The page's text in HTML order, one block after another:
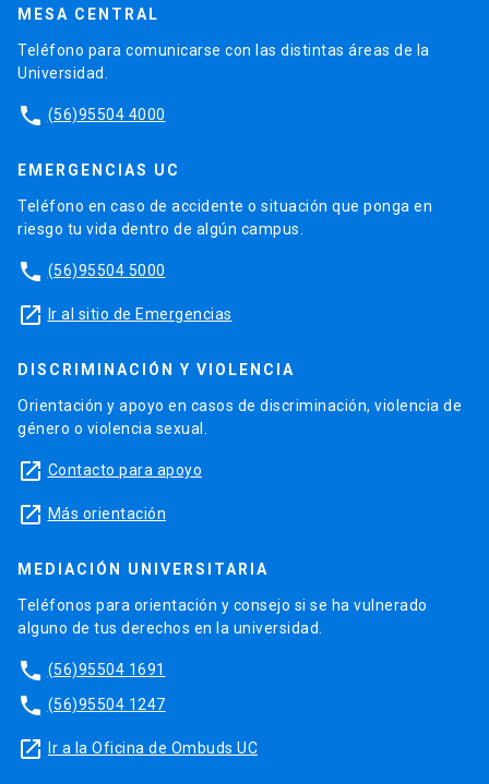
MESA CENTRAL
Teléfono para comunicarse con las distintas áreas de la
Universidad.
phone (56)95504 4000
EMERGENCIAS UC
Teléfono en caso de accidente o situación que ponga en
riesgo tu vida dentro de algún campus.
phone (56)95504 5000
launch Ir al sitio de Emergencias
DISCRIMINACIÓN Y VIOLENCIA
Orientación y apoyo en casos de discriminación, violencia de
género o violencia sexual.
launch Contacto para apoyo
launch Más orientación
MEDIACIÓN UNIVERSITARIA
Teléfonos para orientación y consejo si se ha vulnerado
alguno de tus derechos en la universidad.
phone (56)95504 1691
phone (56)95504 1247
launch Ir a la Oficina de Ombuds UC